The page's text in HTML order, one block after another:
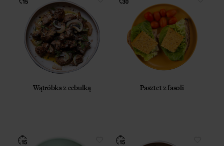
Wątróbka z cebulką Pasztet z fasoli